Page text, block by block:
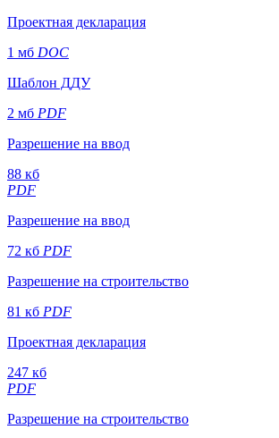
Проектная декларация
1 мб DOC
Шаблон ДДУ
2 мб PDF
Разрешение на ввод
88 кб
PDF
Разрешение на ввод
72 кб PDF
Разрешение на строительство
81 кб PDF
Проектная декларация
247 кб
PDF
Разрешение на строительство